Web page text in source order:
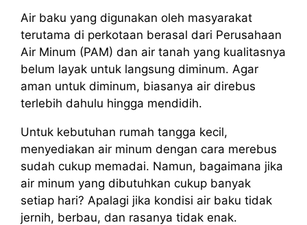
Air baku yang digunakan oleh masyarakat
terutama di perkotaan berasal dari Perusahaan
Air Minum (PAM) dan air tanah yang kualitasnya
belum layak untuk langsung diminum. Agar
aman untuk diminum, biasanya air direbus
terlebih dahulu hingga mendidih.
Untuk kebutuhan rumah tangga kecil,
menyediakan air minum dengan cara merebus
sudah cukup memadai. Namun, bagaimana jika
air minum yang dibutuhkan cukup banyak
setiap hari? Apalagi jika kondisi air baku tidak
jernih, berbau, dan rasanya tidak enak.